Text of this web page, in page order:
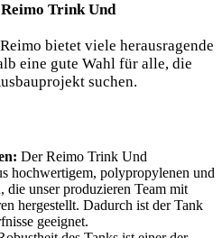
Trink Und
bietet viele herausragende
eine gute Wahl für alle, die
suchen.
Der Reimo Trink Und
hochwertigem, polypropylenen und
die unser produzieren Team mit
hergestellt. Dadurch ist der Tank
geeignet.